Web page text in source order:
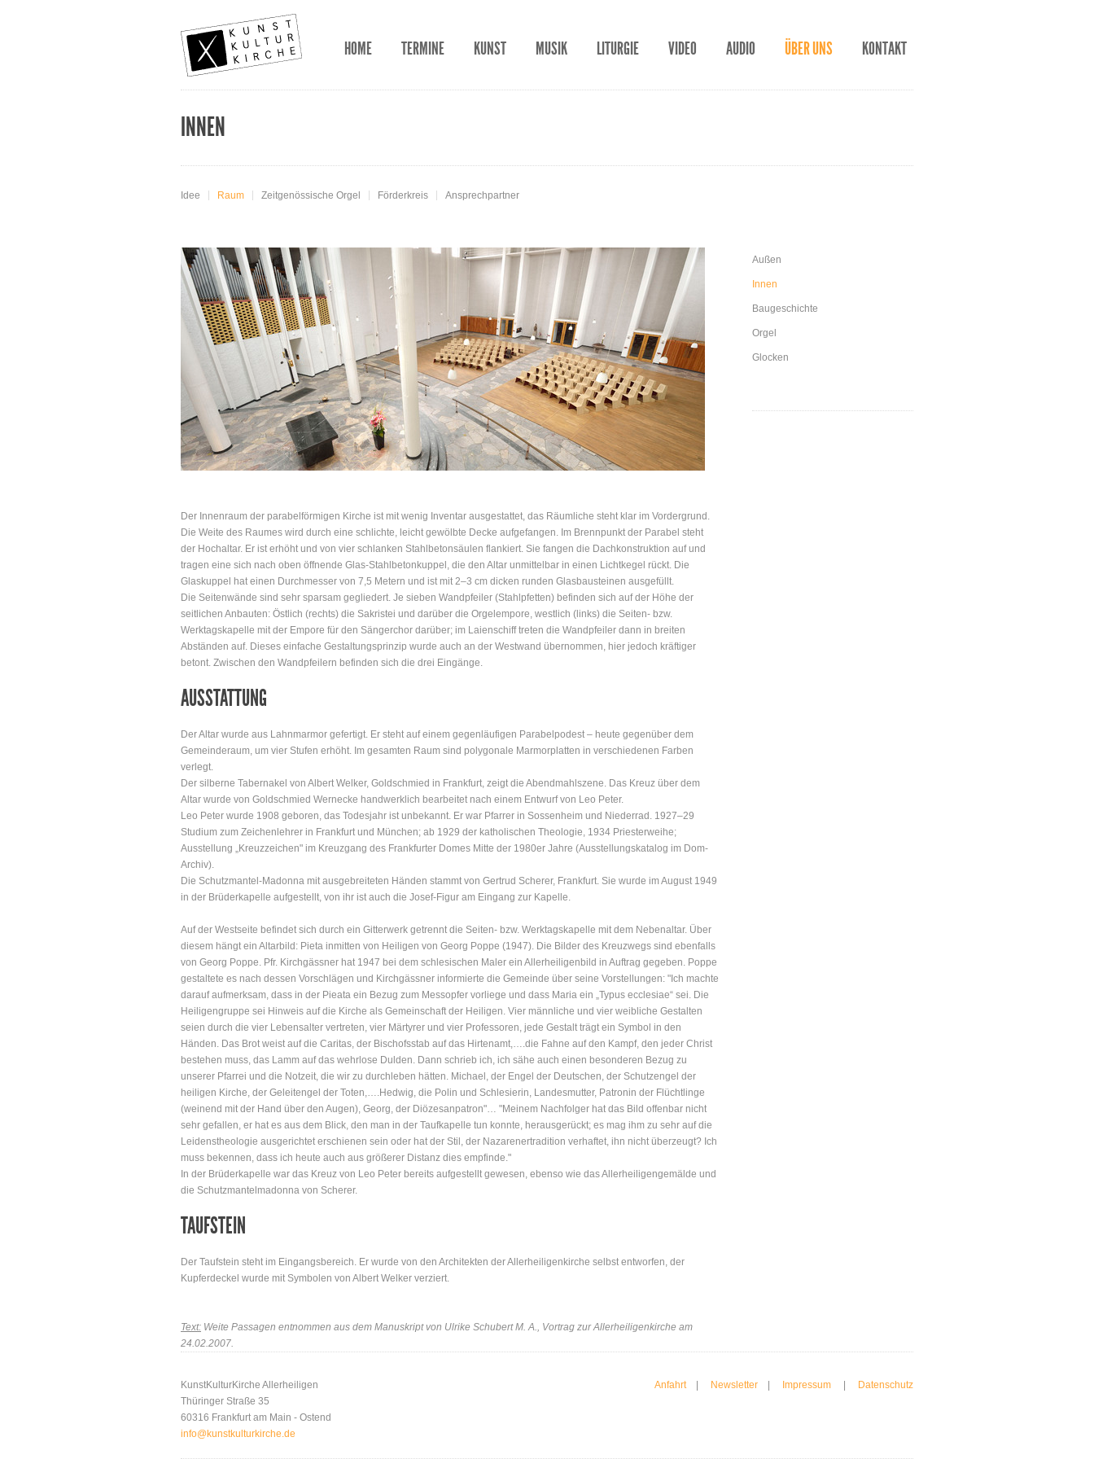
HOME TERMINE KUNST MUSIK LITURGIE VIDEO AUDIO ÜBER UNS KONTAKT
INNEN
Idee Raum Zeitgenössische Orgel Förderkreis Ansprechpartner
Der Innenraum der parabelförmigen Kirche ist mit wenig Inventar ausgestattet, das Räumliche steht klar im Vordergrund.
Die Weite des Raumes wird durch eine schlichte, leicht gewölbte Decke aufgefangen. Im Brennpunkt der Parabel steht
der Hochaltar. Er ist erhöht und von vier schlanken Stahlbetonsäulen flankiert. Sie fangen die Dachkonstruktion auf und
tragen eine sich nach oben öffnende Glas-Stahlbetonkuppel, die den Altar unmittelbar in einen Lichtkegel rückt. Die
Glaskuppel hat einen Durchmesser von 7,5 Metern und ist mit 2–3 cm dicken runden Glasbausteinen ausgefüllt.
Die Seitenwände sind sehr sparsam gegliedert. Je sieben Wandpfeiler (Stahlpfetten) befinden sich auf der Höhe der
seitlichen Anbauten: Östlich (rechts) die Sakristei und darüber die Orgelempore, westlich (links) die Seiten- bzw.
Werktagskapelle mit der Empore für den Sängerchor darüber; im Laienschiff treten die Wandpfeiler dann in breiten
Abständen auf. Dieses einfache Gestaltungsprinzip wurde auch an der Westwand übernommen, hier jedoch kräftiger
betont. Zwischen den Wandpfeilern befinden sich die drei Eingänge.
AUSSTATTUNG
Der Altar wurde aus Lahnmarmor gefertigt. Er steht auf einem gegenläufigen Parabelpodest – heute gegenüber dem
Gemeinderaum, um vier Stufen erhöht. Im gesamten Raum sind polygonale Marmorplatten in verschiedenen Farben
verlegt.
Der silberne Tabernakel von Albert Welker, Goldschmied in Frankfurt, zeigt die Abendmahlszene. Das Kreuz über dem
Altar wurde von Goldschmied Wernecke handwerklich bearbeitet nach einem Entwurf von Leo Peter.
Leo Peter wurde 1908 geboren, das Todesjahr ist unbekannt. Er war Pfarrer in Sossenheim und Niederrad. 1927–29
Studium zum Zeichenlehrer in Frankfurt und München; ab 1929 der katholischen Theologie, 1934 Priesterweihe;
Ausstellung „Kreuzzeichen" im Kreuzgang des Frankfurter Domes Mitte der 1980er Jahre (Ausstellungskatalog im Dom-
Archiv).
Die Schutzmantel-Madonna mit ausgebreiteten Händen stammt von Gertrud Scherer, Frankfurt. Sie wurde im August 1949
in der Brüderkapelle aufgestellt, von ihr ist auch die Josef-Figur am Eingang zur Kapelle.
Auf der Westseite befindet sich durch ein Gitterwerk getrennt die Seiten- bzw. Werktagskapelle mit dem Nebenaltar. Über
diesem hängt ein Altarbild: Pieta inmitten von Heiligen von Georg Poppe (1947). Die Bilder des Kreuzwegs sind ebenfalls
von Georg Poppe. Pfr. Kirchgässner hat 1947 bei dem schlesischen Maler ein Allerheiligenbild in Auftrag gegeben. Poppe
gestaltete es nach dessen Vorschlägen und Kirchgässner informierte die Gemeinde über seine Vorstellungen: "Ich machte
darauf aufmerksam, dass in der Pieata ein Bezug zum Messopfer vorliege und dass Maria ein „Typus ecclesiae“ sei. Die
Heiligengruppe sei Hinweis auf die Kirche als Gemeinschaft der Heiligen. Vier männliche und vier weibliche Gestalten
seien durch die vier Lebensalter vertreten, vier Märtyrer und vier Professoren, jede Gestalt trägt ein Symbol in den
Händen. Das Brot weist auf die Caritas, der Bischofsstab auf das Hirtenamt,….die Fahne auf den Kampf, den jeder Christ
bestehen muss, das Lamm auf das wehrlose Dulden. Dann schrieb ich, ich sähe auch einen besonderen Bezug zu
unserer Pfarrei und die Notzeit, die wir zu durchleben hätten. Michael, der Engel der Deutschen, der Schutzengel der
heiligen Kirche, der Geleitengel der Toten,….Hedwig, die Polin und Schlesierin, Landesmutter, Patronin der Flüchtlinge
(weinend mit der Hand über den Augen), Georg, der Diözesanpatron"… "Meinem Nachfolger hat das Bild offenbar nicht
sehr gefallen, er hat es aus dem Blick, den man in der Taufkapelle tun konnte, herausgerückt; es mag ihm zu sehr auf die
Leidenstheologie ausgerichtet erschienen sein oder hat der Stil, der Nazarenertradition verhaftet, ihn nicht überzeugt? Ich
muss bekennen, dass ich heute auch aus größerer Distanz dies empfinde."
In der Brüderkapelle war das Kreuz von Leo Peter bereits aufgestellt gewesen, ebenso wie das Allerheiligengemälde und
die Schutzmantelmadonna von Scherer.
TAUFSTEIN
Der Taufstein steht im Eingangsbereich. Er wurde von den Architekten der Allerheiligenkirche selbst entworfen, der
Kupferdeckel wurde mit Symbolen von Albert Welker verziert.
Text: Weite Passagen entnommen aus dem Manuskript von Ulrike Schubert M. A., Vortrag zur Allerheiligenkirche am
24.02.2007.
Außen
Innen
Baugeschichte
Orgel
Glocken
KunstKulturKirche Allerheiligen
Thüringer Straße 35
60316 Frankfurt am Main - Ostend
info@kunstkulturkirche.de
Anfahrt| Newsletter| Impressum Datenschutz